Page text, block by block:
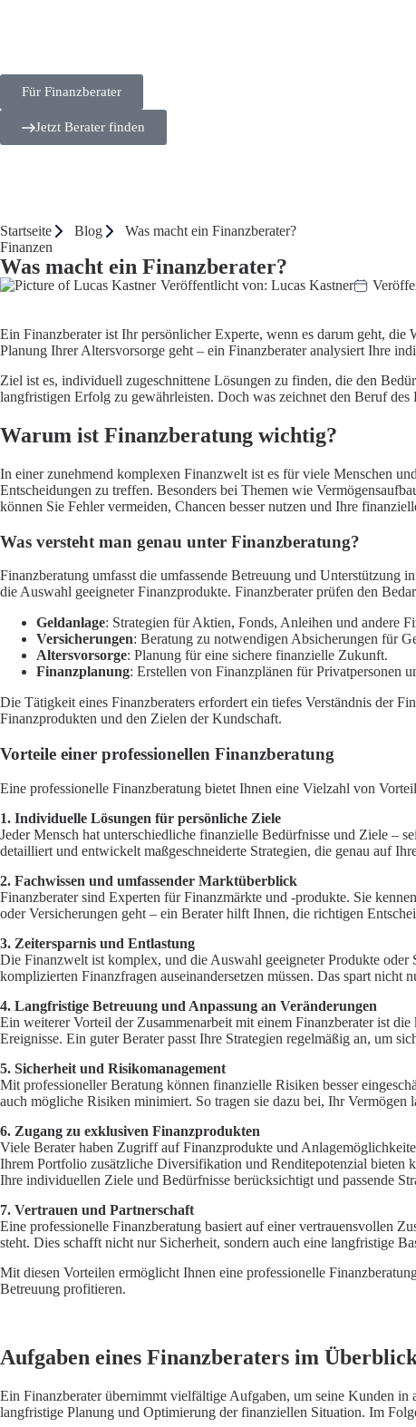
Für Finanzberater
Jetzt Berater finden
Startseite Blog
Was macht ein Finanzberater?
Finanzen
Was macht ein Finanzberater?
Veröffentlicht von: Lucas Kastner
Ein Finanzberater ist Ihr persönlicher Experte, wenn es darum geht,
Planung IhrerAltersvorsorge geht – ein Finanzberater analysiert Ihre
Ziel ist es, individuell zugeschnittene Lösungen zu finden, die den
langfristigen Erfolg zu gewährleisten. Doch was zeichnet den Beruf
Warum ist Finanzberatung wichtig?
In einer zunehmend komplexen Finanzwelt ist es für viele Menschen
Entscheidungen zu treffen. Besonders bei Themen wie
können Sie Fehler vermeiden, Chancen besser nutzen und Ihre
Was versteht man genau unter Finanzberatung?
Finanzberatung umfasst die umfassende Betreuung und
die Auswahl geeigneter Finanzprodukte. Finanzberater prüfen den
Geldanlage: Strategien fürAktien, Fonds, Anleihen und andere
Versicherungen: Beratung zu notwendigen Absicherungen für
Altersvorsorge: Planung für eine sichere finanzielle Zukunft.
Finanzplanung: Erstellen von Finanzplänen für Privatpersonen
Die Tätigkeit eines Finanzberaters erfordert ein tiefes Verständnis der
Finanzprodukten und den Zielen der Kundschaft.
Vorteile einer professionellen Finanzberatung
Eine professionelle Finanzberatung bietet Ihnen eine Vielzahl von
1. Individuelle Lösungen für persönliche Ziele
Jeder Mensch hat unterschiedliche finanzielle Bedürfnisse und Ziele –
detailliert und entwickelt maßgeschneiderte Strategien, die genau auf
2. Fachwissen und umfassender Marktüberblick
Finanzberater sind Experten für Finanzmärkte und -produkte. Sie
oder Versicherungen geht – ein Berater hilft Ihnen, die richtigen
3. Zeitersparnis und Entlastung
Die Finanzwelt ist komplex, und die Auswahl geeigneter Produkte
komplizierten Finanzfragen auseinandersetzen müssen. Das spart
4. Langfristige Betreuung und Anpassung an Veränderungen
Ein weiterer Vorteil der Zusammenarbeit mit einem Finanzberater ist
Ereignisse. Ein guter Berater passt Ihre Strategien regelmäßig an, um
5. Sicherheit und Risikomanagement
Mit professioneller Beratung können finanzielle Risiken besser
auch mögliche Risiken minimiert. So tragen sie dazu bei, Ihr
6. Zugang zu exklusiven Finanzprodukten
Viele Berater haben Zugriff auf Finanzprodukte und
Ihrem Portfolio zusätzliche Diversifikation und Renditepotenzial bieten
Ihre individuellen Ziele und Bedürfnisse berücksichtigt und passende
7. Vertrauen und Partnerschaft
Eine professionelle Finanzberatung basiert auf einer vertrauensvollen
steht. Dies schafft nicht nur Sicherheit, sondern auch eine langfristige
Mit diesen Vorteilen ermöglicht Ihnen eine professionelle
Betreuung profitieren.
Aufgaben eines Finanzberaters im
Ein Finanzberater übernimmt vielfältige Aufgaben, um seine Kunden
langfristige Planung und Optimierung der finanziellen Situation. Im